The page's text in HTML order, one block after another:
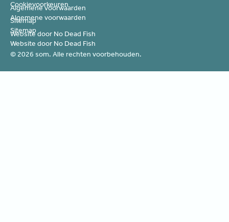
Cookievoorkeuren
Algemene voorwaarden
Algemene voorwaarden
Sitemap
Sitemap
Website door No Dead Fish
Website door No Dead Fish
© 2026 som. Alle rechten voorbehouden.